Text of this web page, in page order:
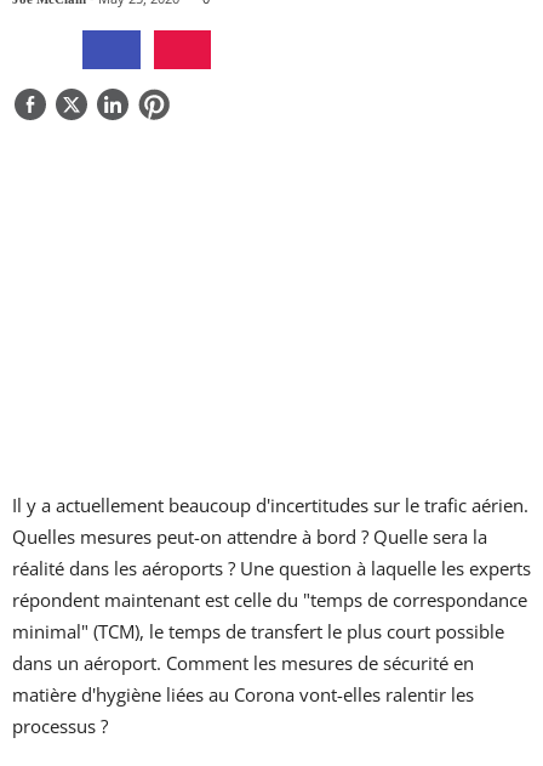
QUI SOMMES-NOUS
Il y a actuellement beaucoup d'incertitudes sur le trafic aérien.
Quelles mesures peut-on attendre à bord ? Quelle sera la
réalité dans les aéroports ? Une question à laquelle les experts
répondent maintenant est celle du "temps de correspondance
minimal" (TCM), le temps de transfert le plus court possible
dans un aéroport. Comment les mesures de sécurité en
matière d'hygiène liées au Corona vont-elles ralentir les
processus ?